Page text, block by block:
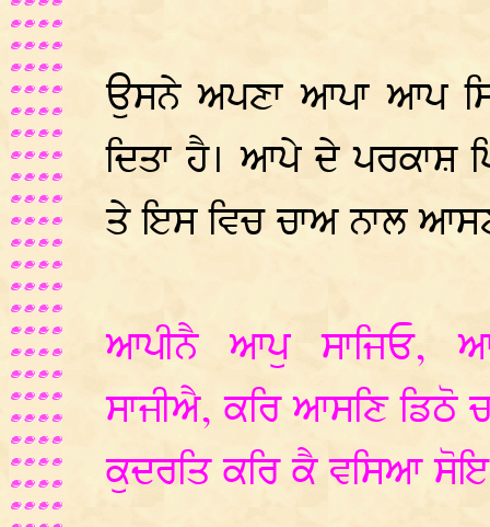
ਉਸਨੇ ਅਪਣਾ ਆਪਾ ਆਪ
ਦਿਤਾ ਹੈ। ਆਪੇ ਦੇ ਪਰਕਾਸ਼
ਤੇ ਇਸ ਵਿਚ ਚਾਅ ਨਾਲ
ਆਪੀਨੈ ਆਪੁ ਸਾਜਿਓ,
ਸਾਜੀਐ, ਕਰਿ ਆਸਣਿ ਡਿਠੋ
ਕੁਦਰਤਿ ਕਰਿ ਕੈ ਵਸਿਆ